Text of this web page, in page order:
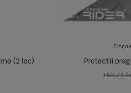
(2 loc) Protectii
153,74